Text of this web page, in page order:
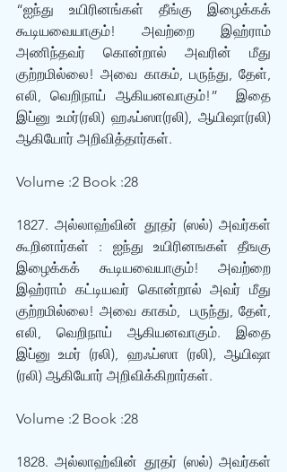
“ஐந்து உயிரினங்கள் தீங்கு இழைக்கக்
கூடியவையாகும்! அவற்றை இஹ்ராம்
அணிந்தவர் கொன்றால் அவரின் மீது
குற்றமில்லை! அவை காகம், பருந்து, தேள்,
எலி, வெறிநாய் ஆகியனவாகும்!”  இதை
இப்னு உமர்(ரலி) ஹஃப்ஸா(ரலி), ஆயிஷா(ரலி)
ஆகியோர் அறிவித்தார்கள்.
Volume :2 Book :28
1827. அல்லாஹ்வின் தூதர் (ஸல்) அவர்கள்
கூறினார்கள் : ஐந்து உயிரினஙகள் தீஙகு
இழைக்கக் கூடியவையாகும்! அவற்றை
இஹ்ராம் கட்டியவர் கொன்றால் அவர் மீது
குற்றமில்லை! அவை காகம்,  பருந்து, தேள்,
எலி, வெறிநாய் ஆகியனவாகும். இதை
இப்னு உமர் (ரலி), ஹஃப்ஸா (ரலி), ஆயிஷா
(ரலி) ஆகியோர் அறிவிக்கிறார்கள்.
Volume :2 Book :28
1828. அல்லாஹ்வின் தூதர் (ஸல்) அவர்கள்